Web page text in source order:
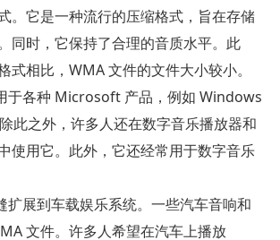
。它是一种流行的压缩格式，旨在存储
同时，它保持了合理的音质水平。此
式相比，WMA 文件的文件大小较小。
于各种 Microsoft 产品，例如 Windows
此之外，许多人还在数字音乐播放器和
使用它。此外，它还经常用于数字音乐
扩展到车载娱乐系统。一些汽车音响和
文件。许多人希望在汽车上播放